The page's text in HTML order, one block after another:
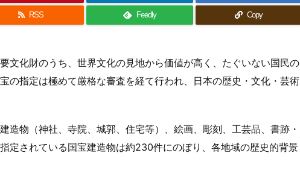
RSS Feedly Copy
文化財のうち、世界文化の見地から価値が高く、たぐいない国民の
の指定は極めて厳格な審査を経て行われ、日本の歴史・文化・芸術
物（神社、寺院、城郭、住宅等）、絵画、彫刻、工芸品、書跡・
定されている国宝建造物は約230件にのぼり、各地域の歴史的背景